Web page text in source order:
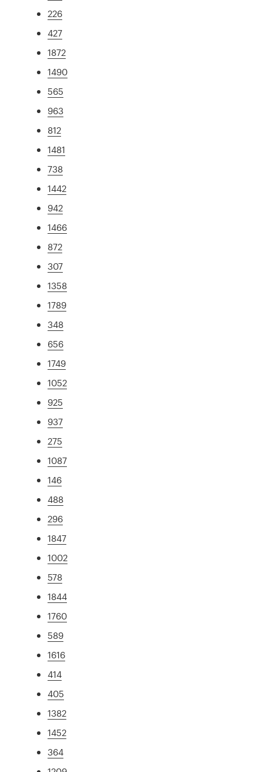
226
427
1872
1490
565
963
812
1481
738
1442
942
1466
872
307
1358
1789
348
656
1749
1052
925
937
275
1087
146
488
296
1847
1002
578
1844
1760
589
1616
414
405
1382
1452
364